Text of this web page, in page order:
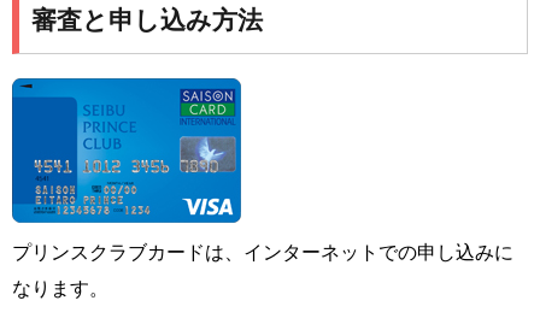
審査と申し込み方法
プリンスクラブカードは、インターネットでの申し込みに
なります。